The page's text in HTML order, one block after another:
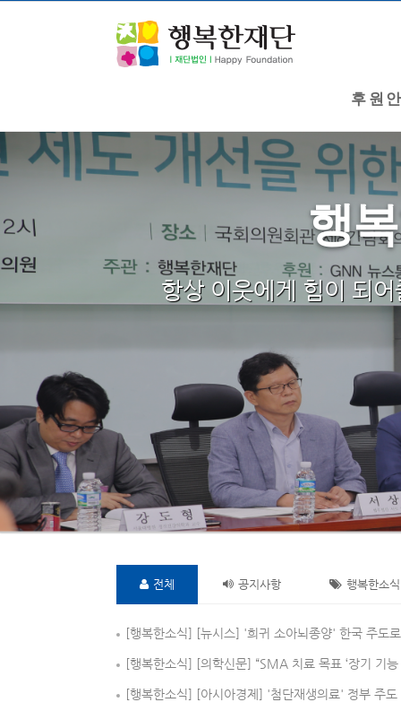
후원
행
항상 이웃에게 힘이 되
전체 공지사항 행복한소식
[행복한소식] [뉴시스] '희귀 소아뇌종양' 한국 주도
[행복한소식] [의학신문] “SMA 치료 목표 ‘장기 기
[행복한소식] [아시아경제] '첨단재생의료' 정부 주